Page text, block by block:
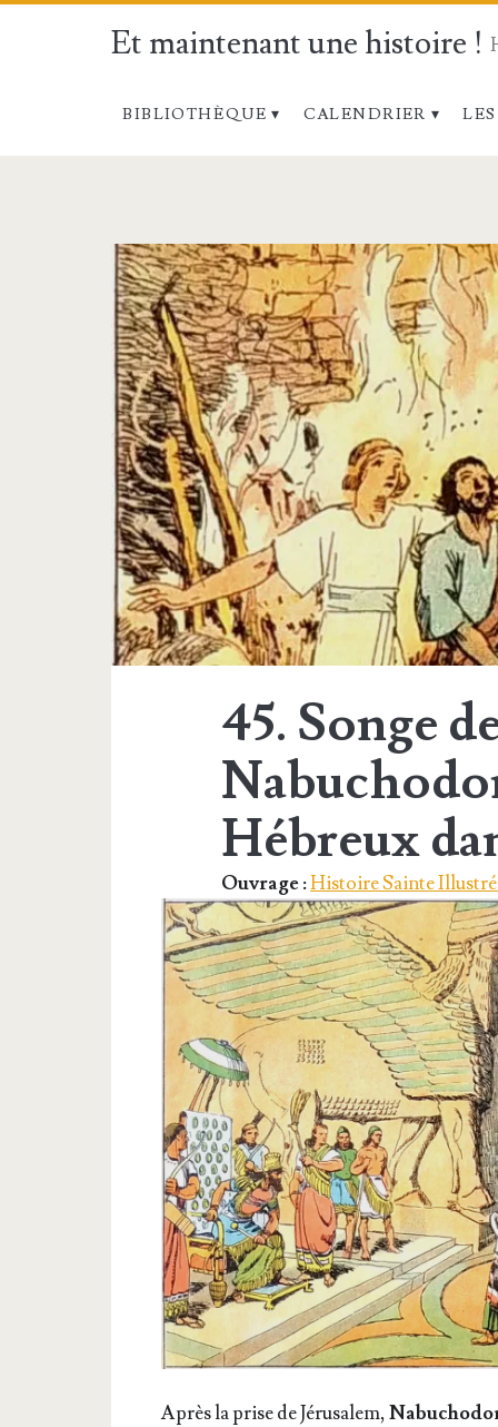
Et maintenant une histoire !
BIBLIOTHÈQUE CALENDRIER
<span>Histoire
Sainte
Illustrée
-
bd</span>
45. Songe
Hébreux
Ouvrage :Histoire Sainte
Après la prise de Jéru­sa­lem,